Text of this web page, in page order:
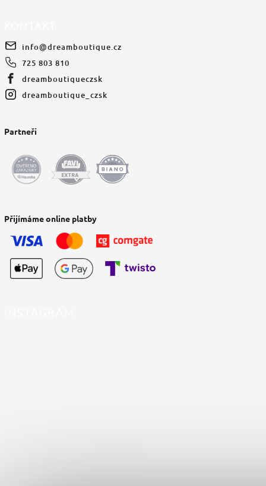
info@dreamboutique.cz
725 803 810
dreamboutiqueczsk
dreamboutique_czsk
Partneři
Přijímáme online platby